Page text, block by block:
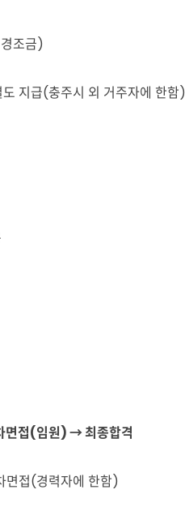
조금)
지급(충주시 외 거주자에 한함)
접(임원) → 최종합격
접(경력자에 한함)